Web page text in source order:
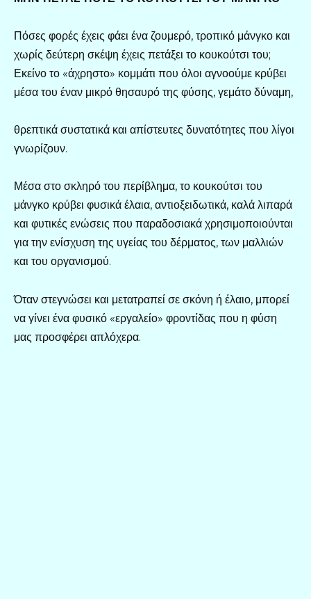
Πόσες φορές έχεις φάει ένα ζουμερό, τροπικό μάνγκο και
χωρίς δεύτερη σκέψη έχεις πετάξει το κουκούτσι του;
Εκείνο το «άχρηστο» κομμάτι που όλοι αγνοούμε κρύβει
μέσα του έναν μικρό θησαυρό της φύσης, γεμάτο δύναμη,
θρεπτικά συστατικά και απίστευτες δυνατότητες που λίγοι
γνωρίζουν.
Μέσα στο σκληρό του περίβλημα, το κουκούτσι του
μάνγκο κρύβει φυσικά έλαια, αντιοξειδωτικά, καλά λιπαρά
και φυτικές ενώσεις που παραδοσιακά χρησιμοποιούνται
για την ενίσχυση της υγείας του δέρματος, των μαλλιών
και του οργανισμού.
Όταν στεγνώσει και μετατραπεί σε σκόνη ή έλαιο, μπορεί
να γίνει ένα φυσικό «εργαλείο» φροντίδας που η φύση
μας προσφέρει απλόχερα.